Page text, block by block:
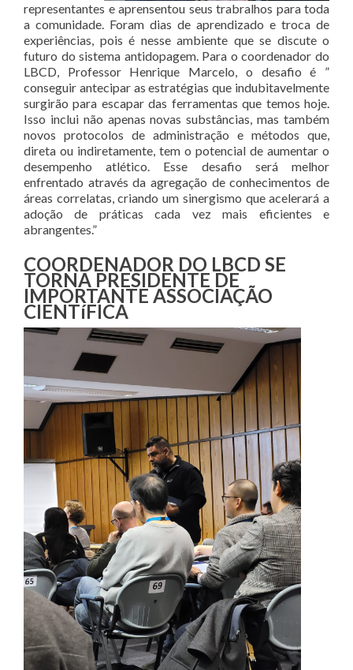
representantes e aprensentou seus trabralhos para toda
a comunidade. Foram dias de aprendizado e troca de
experiências, pois é nesse ambiente que se discute o
futuro do sistema antidopagem. Para o coordenador do
LBCD, Professor Henrique Marcelo, o desafio é ”
conseguir antecipar as estratégias que indubitavelmente
surgirão para escapar das ferramentas que temos hoje.
Isso inclui não apenas novas substâncias, mas também
novos protocolos de administração e métodos que,
direta ou indiretamente, tem o potencial de aumentar o
desempenho atlético. Esse desafio será melhor
enfrentado através da agregação de conhecimentos de
áreas correlatas, criando um sinergismo que acelerará a
adoção de práticas cada vez mais eficientes e
abrangentes.”
COORDENADOR DO LBCD SE
TORNA PRESIDENTE DE
IMPORTANTE ASSOCIAÇÃO
CIENTíFICA